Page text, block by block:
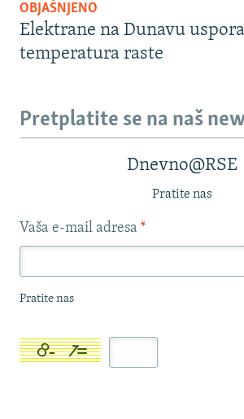
OBJAŠNJENO
Elektrane na Dunavu
temperatura raste
Pretplatite se na naš
Dnevno@RSE
Pratite nas
Vaša e-mail adresa *
Pratite nas